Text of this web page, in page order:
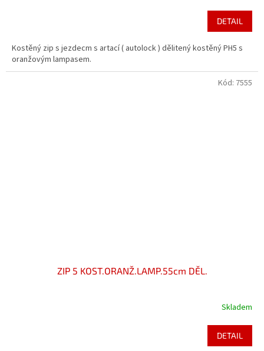
DETAIL
Kostěný zip s jezdecm s artací ( autolock ) dělitený kostěný PH5 s
oranžovým lampasem.
ZIP 5 KOST.ORANŽ.LAMP.55cm DĚL.
Skladem
DETAIL
Kód: 7555